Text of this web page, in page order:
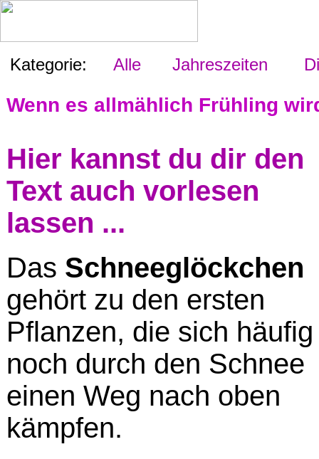
Kategorie: Alle Jahreszeiten
Wenn es allmählich Frühling
Hier kannst du dir den
Text auch vorlesen
lassen ...
Das Schneeglöckchen
gehört zu den ersten
Pflanzen, die sich häufig
noch durch den Schnee
einen Weg nach oben
kämpfen.